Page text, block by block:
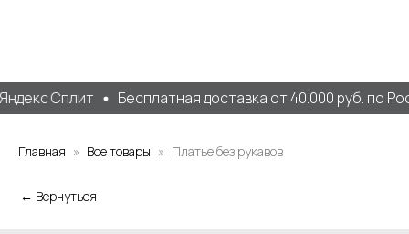
Сплит Бесплатная доставка от 40.000 руб. по
Главная Все товары Платье без рукавов
← Вернуться